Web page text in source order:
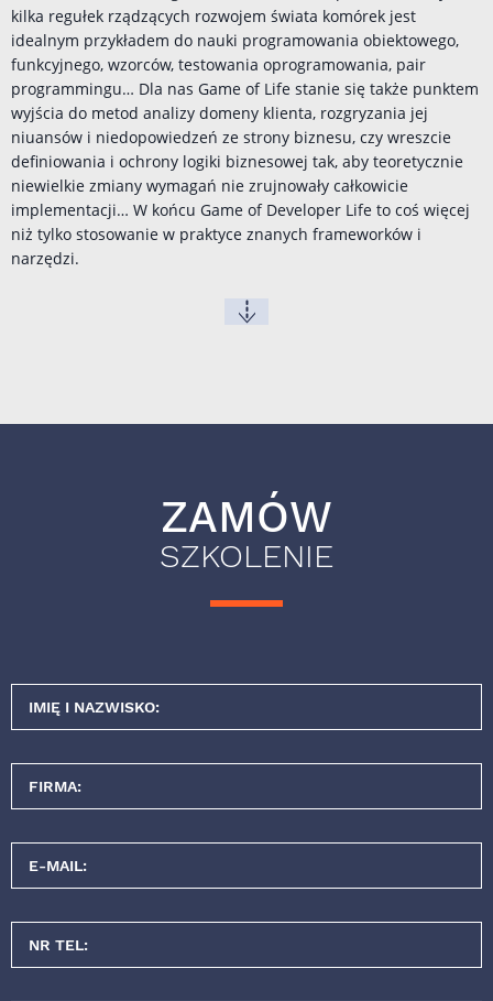
kilka regułek rządzących rozwojem świata komórek jest
idealnym przykładem do nauki programowania obiektowego,
funkcyjnego, wzorców, testowania oprogramowania, pair
programmingu… Dla nas Game of Life stanie się także punktem
wyjścia do metod analizy domeny klienta, rozgryzania jej
niuansów i niedopowiedzeń ze strony biznesu, czy wreszcie
definiowania i ochrony logiki biznesowej tak, aby teoretycznie
niewielkie zmiany wymagań nie zrujnowały całkowicie
implementacji… W końcu Game of Developer Life to coś więcej
niż tylko stosowanie w praktyce znanych frameworków i
narzędzi.
ZAMÓW
SZKOLENIE
IMIĘ I NAZWISKO:
FIRMA:
E-MAIL:
NR TEL: